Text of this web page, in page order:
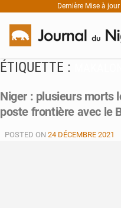
Dernière Mise à
ÉTIQUETTE :
Niger : plusieurs morts
poste frontière avec le
POSTED ON 24 DÉCEMBRE 2021